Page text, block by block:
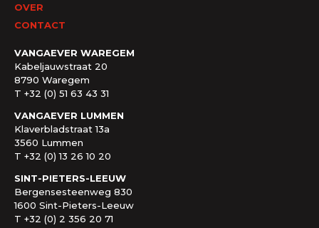
OVER
CONTACT
VANGAEVER WAREGEM
Kabeljauwstraat 20
8790 Waregem
T +32 (0) 51 63 43 31
VANGAEVER LUMMEN
Klaverbladstraat 13a
3560 Lummen
T +32 (0) 13 26 10 20
SINT-PIETERS-LEEUW
Bergensesteenweg 830
1600 Sint-Pieters-Leeuw
T +32 (0) 2 356 20 71